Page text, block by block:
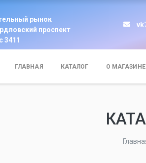
рынок
проспект
3411
ГЛАВНАЯ КАТАЛОГ О МАГАЗИНЕ